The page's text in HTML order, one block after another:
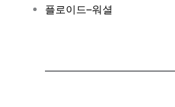
플로이드–워셜